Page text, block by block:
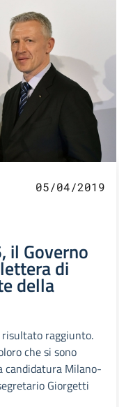
05/04/2019
il Governo
di
della
risultato raggiunto.
che si sono
candidatura Milano-
Giorgetti